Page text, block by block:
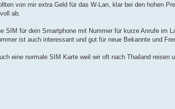
von mir extra Geld für das W-Lan, klar bei den hohen
ab.
SIM für dein Smartphone mit Nummer für kurze Anrufe im
ist auch interessant und gut für neue Bekannte und
eine normale SIM Karte weil wir oft nach Thailand reisen